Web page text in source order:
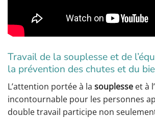
Travail de la souplesse et de
la prévention des chutes et du
L’attention portée à la souplesse et à l’
incontournable pour les personnes
double travail participe non